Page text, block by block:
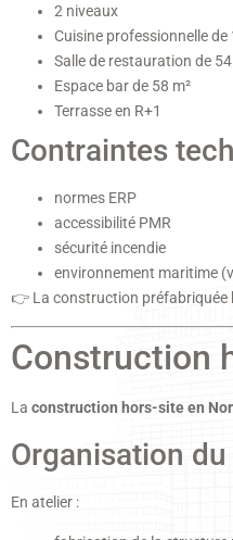
2 niveaux
Cuisine professionnelle
Salle de restauration de 54
Espace bar de 58 m²
Terrasse en R+1
Contraintes
normes ERP
accessibilité PMR
sécurité incendie
environnement maritime
👉 La construction préfabriquée
Construction
La construction hors-site en
Organisation
En atelier :